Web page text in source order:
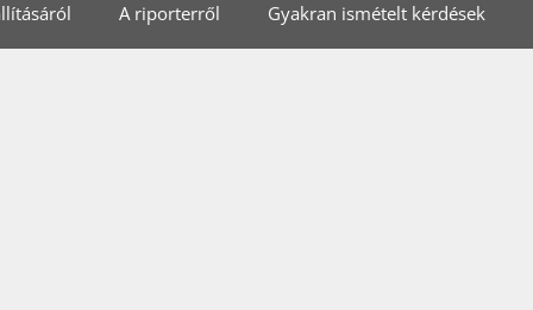
A riporterről Gyakran ismételt kérdések